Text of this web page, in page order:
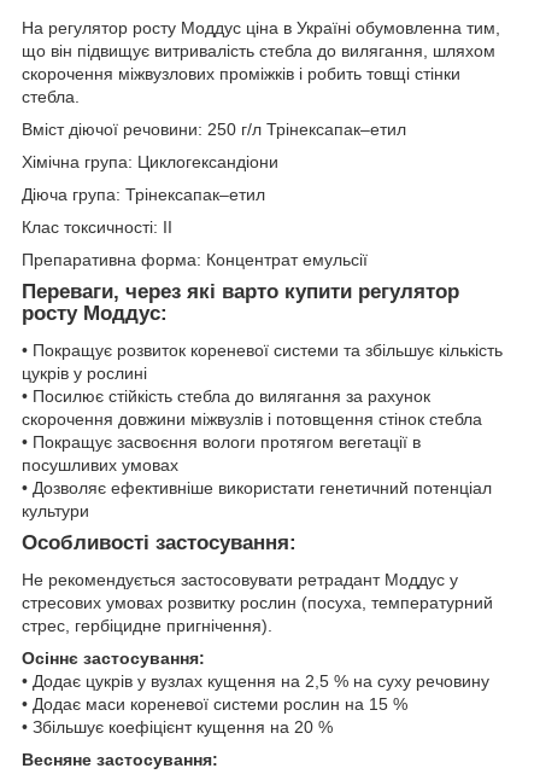
На регулятор росту Моддус ціна в Україні обумовленна тим,
що він підвищує витривалість стебла до вилягання, шляхом
скорочення міжвузлових проміжків і робить товщі стінки
стебла.
Вміст діючої речовини: 250 г/л Трінексапак–етил
Хімічна група: Циклогександіони
Діюча група: Трінексапак–етил
Клас токсичності: II
Препаративна форма: Концентрат емульсії
Переваги, через які варто купити регулятор
росту Моддус:
• Покращує розвиток кореневої системи та збільшує кількість
цукрів у рослині
• Посилює стійкість стебла до вилягання за рахунок
скорочення довжини міжвузлів і потовщення стінок стебла
• Покращує засвоєння вологи протягом вегетації в
посушливих умовах
• Дозволяє ефективніше використати генетичний потенціал
культури
Особливості застосування:
Не рекомендується застосовувати ретрадант Моддус у
стресових умовах розвитку рослин (посуха, температурний
стрес, гербіцидне пригнічення).
Осіннє застосування:
• Додає цукрів у вузлах кущення на 2,5 % на суху речовину
• Додає маси кореневої системи рослин на 15 %
• Збільшує коефіцієнт кущення на 20 %
Весняне застосування: